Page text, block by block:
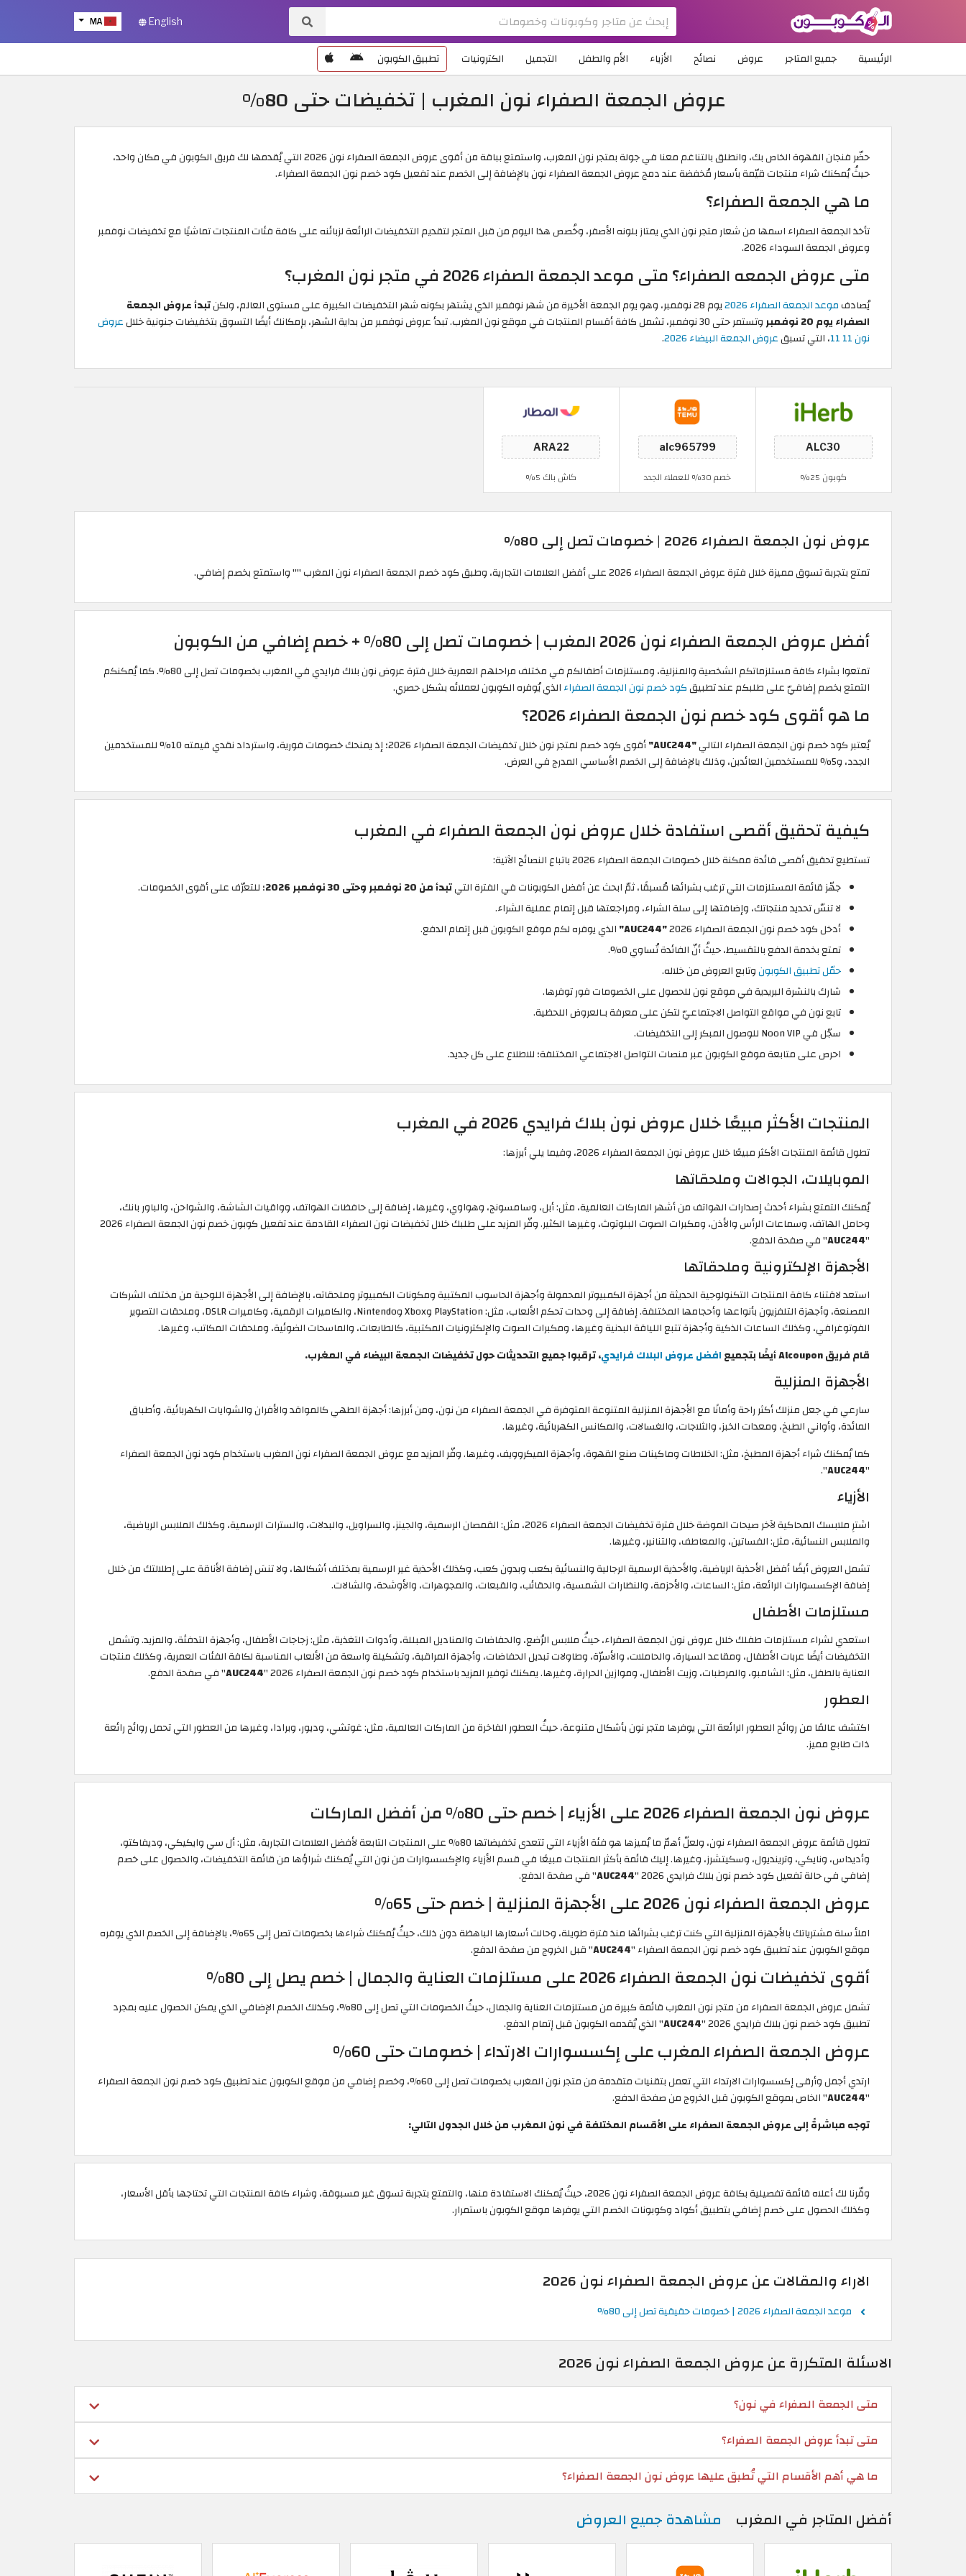
MA English
الرئيسية جميع المتاجر عروض نصائح الأزياء الأم والطفل التجميل الكترونيات تطبيق الكوبون
عروض الجمعة الصفراء نون المغرب | تخفيضات حتى 80%
حضّر فنجان القهوة الخاص بك، وانطلق بالتناغم معنا في جولة بمتجر نون المغرب، واستمتع بباقة من أقوى عروض الجمعة الصفراء نون 2026 التي يُقدمها لك فريق الكوبون في مكان واحد،
حيثُ يُمكنك شراء منتجات قيّمة بأسعار مُخفضة عند دمج عروض الجمعة الصفراء نون بالإضافة إلى الخصم عند تفعيل كود خصم نون الجمعة الصفراء.
ما هي الجمعة الصفراء؟
تأخذ الجمعة الصفراء اسمها من شعار متجر نون الذي يمتاز بلونه الأصفر، وخُصص هذا اليوم من قبل المتجر لتقديم التخفيضات الرائعة لزبائنه على كافة فئات المنتجات تماشيًا مع تخفيضات نوفمبر
وعروض الجمعة السوداء 2026.
متى عروض الجمعه الصفراء؟ متى موعد الجمعة الصفراء 2026 في متجر نون المغرب؟
يُصادفموعد الجمعة الصفراء 2026 يوم 28 نوفمبر، وهو يوم الجمعة الأخيرة من شهر نوفمبر الذي يشتهر بكونه شهر التخفيضات الكبيرة على مستوى العالم، ولكن
تبدأ عروض الجمعة
الصفراء يوم 20 نوفمبر
وتستمر حتى 30 نوفمبر، تشمل كافة أقسام المنتجات في موقع نون المغرب. تبدأ عروض نوفمبر من بداية الشهر، بإمكانك أيضًا التسوق بتخفيضات جنونية خلال
عروض
نون 11 11
، التي تسبقعروض الجمعة البيضاء 2026 .
كوبون 25% خصم 30% للعملاء الجدد كاش باك 5%
عروض نون الجمعة الصفراء 2026 | خصومات تصل إلى 80%
تمتع بتجربة تسوق مميزة خلال فترة عروض الجمعة الصفراء 2026 على أفضل العلامات التجارية، وطبق كود خصم الجمعة الصفراء نون المغرب "" واستمتع بخصم إضافي.
أفضل عروض الجمعة الصفراء نون 2026 المغرب | خصومات تصل إلى 80% + خصم إضافي من الكوبون
تمتعوا بشراء كافة مستلزماتكم الشخصية والمنزلية، ومستلزمات أطفالكم في مختلف مراحلهم العمرية خلال فترة عروض نون بلاك فرايدي في المغرب بخصومات تصل إلى 80%. كما يُمكنكم
التمتع بخصم إضافيّ على طلبكم عند تطبيقكود خصم نون الجمعة الصفراءالذي يُوفره الكوبون لعملائه بشكل حصري.
ما هو أقوى كود خصم نون الجمعة الصفراء 2026؟
يُعتبر كود خصم نون الجمعة الصفراء التالي"AUC244"
أقوى كود خصم لمتجر نون خلال تخفيضات الجمعة الصفراء 2026؛ إذ يمنحك خصومات فورية، واسترداد نقدي قيمته 10% للمستخدمين
الجدد، و5% للمستخدمين العائدين، وذلك بالإضافة إلى الخصم الأساسي المدرج في العرض.
كيفية تحقيق أقصى استفادة خلال عروض نون الجمعة الصفراء في المغرب
تستطيع تحقيق أقصى فائدة ممكنة خلال خصومات الجمعة الصفراء 2026 باتباع النصائح الآتية:
جهّز قائمة المستلزمات التي ترغب بشرائها مُسبقًا، ثمّ ابحث عن أفضل الكوبونات في الفترة التيتبدأ من 20 نوفمبر وحتى 30 نوفمبر 2026
؛ للتعرّف على أقوى الخصومات.
لا تنسّ تحديد منتجاتك، وإضافتها إلى سلة الشراء، ومراجعتها قبل إتمام عملية الشراء.
أدخل كود خصم نون الجمعة الصفراء 2026
"AUC244"
الذي يوفره لكم موقع الكوبون قبل إتمام الدفع.
تمتع بخدمة الدفع بالتقسيط، حيثُ أنّ الفائدة تُساوي 0%.
حمّل تطبيق الكوبونوتابع العروض من خلاله.
شارك بالنشرة البريدية في موقع نون للحصول على الخصومات فور توفرها.
تابع نون في مواقع التواصل الاجتماعيّ لتكن على معرفة بـالعروض اللحظية.
سجّل في Noon VIP للوصول المبكر إلى التخفيضات.
احرص على متابعة موقع الكوبون عبر منصات التواصل الاجتماعي المختلفة؛ للاطلاع على كل جديد.
المنتجات الأكثر مبيعًا خلال عروض نون بلاك فرايدي 2026 في المغرب
تطول قائمة المنتجات الأكثر مبيعًا خلال عروض نون الجمعة الصفراء 2026، وفيما يلي أبرزها:
الموبايلات، الجوالات وملحقاتها
يُمكنك التمتع بشراء أحدث إصدارات الهواتف من أشهر الماركات العالمية، مثل: أبل، وسامسونج، وهواوي، وغيرها، إضافة إلى حافظات الهواتف، وواقيات الشاشة، والشواحن، والباور بانك،
وحامل الهاتف، وسماعات الرأس والأذن، ومكبرات الصوت البلوتوث، وغيرها الكثير. وفّر المزيد على طلبك خلال تخفيضات نون الصفراء القادمة عند تفعيل كوبون خصم نون الجمعة الصفراء 2026
"
AUC244
"في صفحة الدفع.
الأجهزة الإلكترونية وملحقاتها
استعد لاقتناء كافة المنتجات التكنولوجية الحديثة من أجهزة الكمبيوتر المحمولة وأجهزة الحاسوب المكتبية ومكونات الكمبيوتر وملحقاته، بالإضافة إلى الأجهزة اللوحية من مختلف الشركات
المصنعة، وأجهزة التلفزيون بأنواعها وأحجامها المختلفة. إضافة إلى وحدات تحكم الألعاب، مثل: PlayStation وXbox وNintendo، والكاميرات الرقمية، وكاميرات DSLR، وملحقات التصوير
الفوتوغرافي، وكذلك الساعات الذكية وأجهزة تتبع اللياقة البدنية وغيرها، ومكبرات الصوت والإلكترونيات المكتبية، كالطابعات، والماسحات الضوئية، وملحقات المكاتب، وغيرها.
قام فريق Alcoupon أيضًا بتجميع
افضل عروض البلاك فرايدي، ترقبوا جميع التحديثات حول تخفيضات الجمعة البيضاء في المغرب.
الأجهزة المنزلية
سارعي في جعل منزلك أكثر راحة وأمانًا مع الأجهزة المنزلية المتنوعة المتوفرة في الجمعة الصفراء من نون، ومن أبرزها: أجهزة الطهي كالمواقد والأفران والشوايات الكهربائية، وأطباق
المائدة، وأواني الطبخ، ومعدات الخبز، والثلاجات، والغسالات، والمكانس الكهربائية، وغيرها.
كما يُمكنك شراء أجهزة المطبخ، مثل: الخلاطات وماكينات صنع القهوة، وأجهزة الميكروويف، وغيرها. وفّر المزيد مع عروض الجمعة الصفراء نون المغرب باستخدام كود نون الجمعة الصفراء
"
AUC244
".
الأزياء
اشترِ ملابسك المحاكية لآخر صيحات الموضة خلال فترة تخفيضات الجمعة الصفراء 2026، مثل: القمصان الرسمية، والجينز، والسراويل، والبدلات، والسترات الرسمية، وكذلك الملابس الرياضية،
والملابس النسائية، مثل: الفساتين، والمعاطف، والتنانير، وغيرها.
تشمل العروض أيضًا أفضل الأحذية الرياضية، والأحذية الرسمية الرجالية والنسائية بكعب وبدون كعب، وكذلك الأحذية غير الرسمية بمختلف أشكالها، ولا تنسَ إضافة الأناقة على إطلالتك من خلال
إضافة الإكسسوارات الرائعة، مثل: الساعات، والأحزمة، والنظارات الشمسية، والحقائب، والقبعات، والمجوهرات، والأوشحة، والشالات.
مستلزمات الأطفال
استعدي لشراء مستلزمات طفلك خلال عروض نون الجمعة الصفراء، حيثُ ملابس الرُضع، والحفاضات والمناديل المبللة، وأدوات التغذية، مثل: زجاجات الأطفال، وأجهزة التدفئة، والمزيد. وتشمل
التخفيضات أيضًا عربات الأطفال، ومقاعد السيارة، والحاملات، والأسرّة، وطاولات تبديل الحفاضات، وأجهزة المراقبة، وتشكيلة واسعة من الألعاب المناسبة لكافة الفئات العمرية، وكذلك منتجات
العناية بالطفل، مثل: الشامبو، والمرطبات، وزيت الأطفال، وموازين الحرارة، وغيرها. يمكنك توفير المزيد باستخدام كود خصم نون الجمعة الصفراء 2026
"
AUC244" في صفحة الدفع.
العطور
اكتشف عالمًا من روائح العطور الرائعة التي يوفرها متجر نون بأشكال متنوعة، حيثُ العطور الفاخرة من الماركات العالمية، مثل: غوتشي، وديور، وبرادا، وغيرها من العطور التي تحمل روائح رائعة
ذات طابع مميز.
عروض نون الجمعة الصفراء 2026 على الأزياء | خصم حتى 80% من أفضل الماركات
تطول قائمة عروض الجمعة الصفراء نون، ولعلّ أهمّ ما يُميزها هو فئة الأزياء التي تتعدى تخفيضاتها 80% على المنتجات التابعة لأفضل العلامات التجارية، مثل: أل سي وايكيكي، وديفاكتو،
وأديداس، ونايكي، وترينديول، وسكيتشرز، وغيرها. إليك قائمة بأكثر المنتجات مبيعًا في قسم الأزياء والإكسسوارات من نون التي يُمكنك شراؤها من قائمة التخفيضات، والحصول على خصم
إضافي في حالة تفعيل كود خصم نون بلاك فرايدي 2026
"
AUC244" في صفحة الدفع.
عروض الجمعة الصفراء نون 2026 على الأجهزة المنزلية | خصم حتى 65%
املأ سلة مشترياتك بالأجهزة المنزلية التي كنت ترغب بشرائها منذ فترة طويلة، وحالت أسعارها الباهظة دون ذلك، حيثُ يُمكنك شراءها بخصومات تصل إلى 65%، بالإضافة إلى الخصم الذي يوفره
موقع الكوبون عند تطبيق كود خصم نون الجمعة الصفراء "
AUC244" قبل الخروج من صفحة الدفع.
أقوى تخفيضات نون الجمعة الصفراء 2026 على مستلزمات العناية والجمال | خصم يصل إلى 80%
تشمل عروض الجمعة الصفراء من متجر نون المغرب قائمة كبيرة من مستلزمات العناية والجمال، حيثُ الخصومات التي تصل إلى 80%، وكذلك الخصم الإضافي الذي يمكن الحصول عليه بمجرد
تطبيق كود خصم نون بلاك فرايدي 2026
"
AUC244" الذي يُقدمه الكوبون قبل إتمام الدفع.
عروض الجمعة الصفراء المغرب على إكسسوارات الارتداء | خصومات حتى 60%
ارتدي أجمل وأرقى إكسسوارات الارتداء التي تعمل بتقنيات متقدمة من متجر نون المغرب بخصومات تصل إلى 60%، وخصم إضافي من موقع الكوبون عند تطبيق كود خصم نون الجمعة الصفراء
"
AUC244" الخاص بموقع الكوبون قبل الخروج من صفحة الدفع.
توجه مباشرةً إلى عروض الجمعة الصفراء على الأقسام المختلفة في نون المغرب من خلال الجدول التالي:
وفّرنا لك أعلاه قائمة تفصيلية بكافة عروض الجمعة الصفراء نون 2026، حيثُ يُمكنك الاستفادة منها، والتمتع بتجربة تسوق غير مسبوقة، وشراء كافة المنتجات التي تحتاجها بأقل الأسعار،
وكذلك الحصول على خصم إضافي بتطبيق أكواد وكوبونات الخصم التي يوفرها موقع الكوبون باستمرار.
الاراء والمقالات عن عروض الجمعة الصفراء نون 2026
موعد الجمعة الصفراء 2026 | خصومات حقيقية تصل إلى 80%
الاسئلة المتكررة عن عروض الجمعة الصفراء نون 2026
متى الجمعة الصفراء في نون؟
متى تبدأ عروض الجمعة الصفراء؟
ما هي أهم الأقسام التي تُطبق عليها عروض نون الجمعة الصفراء؟
أفضل المتاجر في المغرب مشاهدة جميع العروض